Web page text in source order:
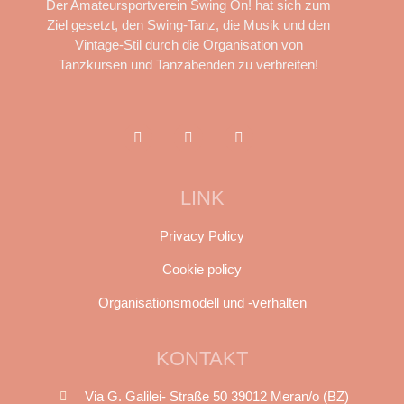
Der Amateursportverein Swing On! hat sich zum
Ziel gesetzt, den Swing-Tanz, die Musik und den
Vintage-Stil durch die Organisation von
Tanzkursen und Tanzabenden zu verbreiten!
LINK
Privacy Policy
Cookie policy
Organisationsmodell und -verhalten
KONTAKT
Via G. Galilei- Straße 50 39012 Meran/o (BZ)